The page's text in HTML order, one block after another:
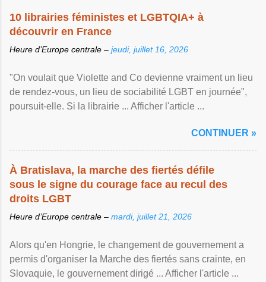
10 librairies féministes et LGBTQIA+ à
découvrir en France
Heure d’Europe centrale – jeudi, juillet 16, 2026
"On voulait que Violette and Co devienne vraiment un lieu
de rendez-vous, un lieu de sociabilité LGBT en journée",
poursuit-elle. Si la librairie ... Afficher l'article ...
CONTINUER »
À Bratislava, la marche des fiertés défile
sous le signe du courage face au recul des
droits LGBT
Heure d’Europe centrale – mardi, juillet 21, 2026
Alors qu'en Hongrie, le changement de gouvernement a
permis d'organiser la Marche des fiertés sans crainte, en
Slovaquie, le gouvernement dirigé ... Afficher l'article ...